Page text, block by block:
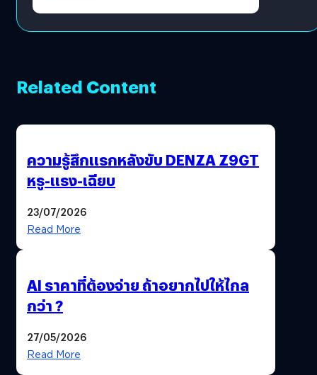
Related Content
ความรู้สึกแรกหลังขับ DENZA Z9GT
หรู-แรง-เฉียบ
23/07/2026
Read More
AI ราคาที่ต้องจ่าย ถ้าอยากไปให้ไกล
กว่า ?
27/05/2026
Read More